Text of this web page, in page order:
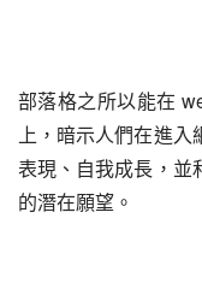
部落格之所以能在
上，暗示人們在進入
表現、自我成長，並
的潛在願望。